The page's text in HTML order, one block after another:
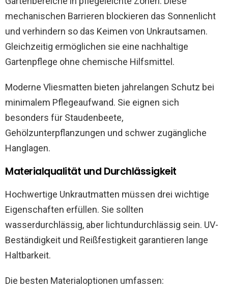
mechanischen Barrieren blockieren das Sonnenlicht
und verhindern so das Keimen von Unkrautsamen.
Gleichzeitig ermöglichen sie eine nachhaltige
Gartenpflege ohne chemische Hilfsmittel.
Moderne Vliesmatten bieten jahrelangen Schutz bei
minimalem Pflegeaufwand. Sie eignen sich
besonders für Staudenbeete,
Gehölzunterpflanzungen und schwer zugängliche
Hanglagen.
Materialqualität und Durchlässigkeit
Hochwertige Unkrautmatten müssen drei wichtige
Eigenschaften erfüllen. Sie sollten
wasserdurchlässig, aber lichtundurchlässig sein. UV-
Beständigkeit und Reißfestigkeit garantieren lange
Haltbarkeit.
Die besten Materialoptionen umfassen: